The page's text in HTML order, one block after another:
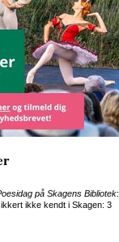
på Skagens Bibliotek:
ikke kendt i Skagen: 3